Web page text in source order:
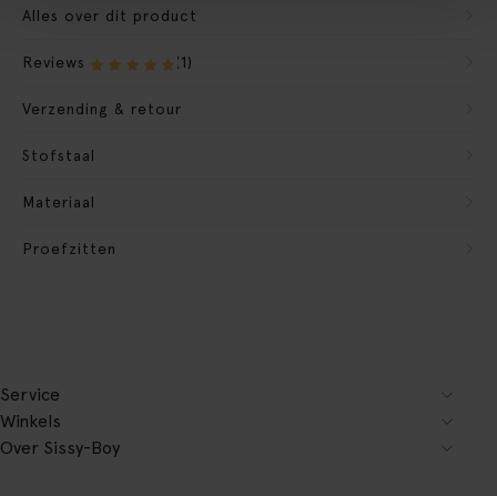
Alles over dit product
Reviews (1)
Verzending & retour
Stofstaal
Materiaal
Proefzitten
Service
Winkels
Over Sissy-Boy